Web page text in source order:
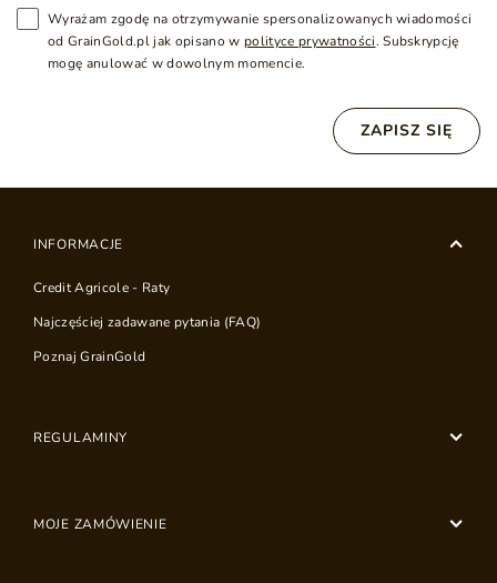
Wyrażam zgodę na otrzymywanie spersonalizowanych wiadomości
od GrainGold.pl jak opisano w polityce prywatności. Subskrypcję
mogę anulować w dowolnym momencie.
ZAPISZ SIĘ
INFORMACJE
Credit Agricole - Raty
Najczęściej zadawane pytania (FAQ)
Poznaj GrainGold
REGULAMINY
MOJE ZAMÓWIENIE